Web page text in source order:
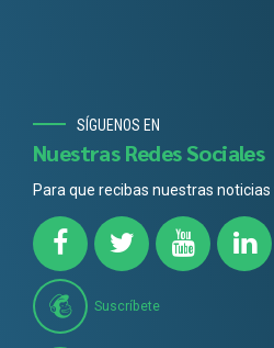
SÍGUENOS EN
Nuestras Redes Sociales
Para que recibas nuestras
Suscríbete